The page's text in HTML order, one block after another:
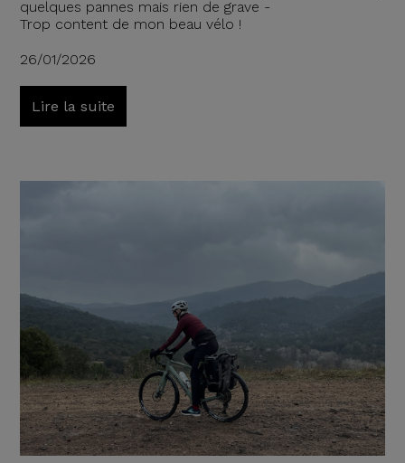
quelques pannes mais rien de grave -
Trop content de mon beau vélo !
26/01/2026
Lire la suite